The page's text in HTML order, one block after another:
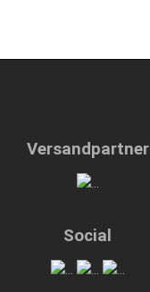
Versandpartner
Social